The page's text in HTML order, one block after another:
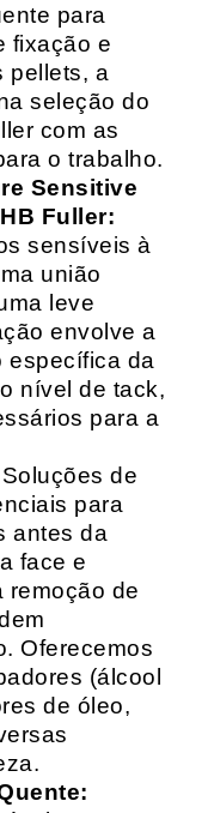
para
fixação e
pellets, a
seleção do
com as
o trabalho.
Sensitive
Fuller:
sensíveis à
união
leve
envolve a
específica da
nível de tack,
para a
Soluções de
para
antes da
face e
remoção de
Oferecemos
(álcool
de óleo,